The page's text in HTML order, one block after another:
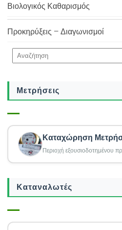
Βιολογικός Καθαρισμός
Προκηρύξεις – Διαγωνισμοί
Μετρήσεις
Καταχώρηση
Περιοχή εξουσιοδοτημένου
Καταναλωτές